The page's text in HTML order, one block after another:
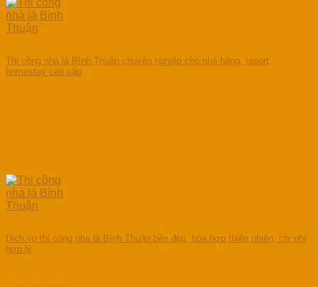
Thi công nhà lá Bình Thuận chuyên nghiệp cho nhà hàng, resort,
homestay cao cấp
Dịch vụ thi công nhà lá Bình Thuận bền đẹp, hòa hợp thiên nhiên, chi phí
hợp lý